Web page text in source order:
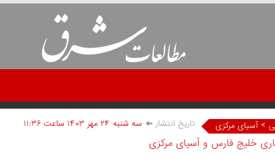
> آسیای مرکزی تاریخ انتشار سه شنبه ۲۴ مهر ۱۴۰۳ ساعت ۱۱:۳۶
خلیج فارس و آسیای مرکزی